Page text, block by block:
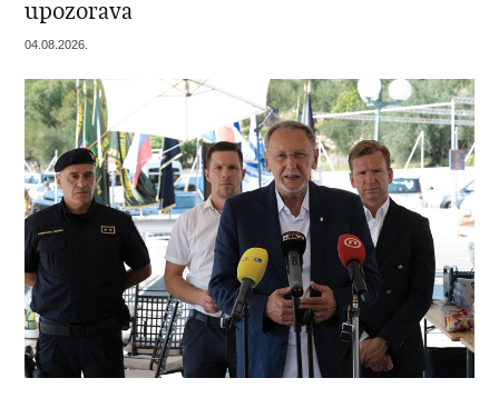
upozorava
04.08.2026.